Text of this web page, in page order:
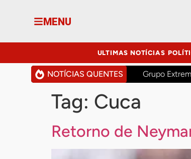
MENU
ULTIMAS NOTÍCIAS
NOTÍCIAS QUENTES Grupo
Tag: Cuca
Retorno de